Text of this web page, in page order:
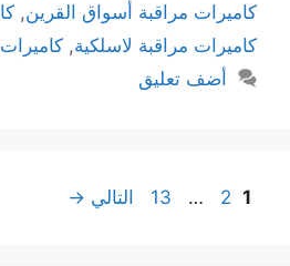
كاميرات مراقبة أسواق القرين,
كاميرات مراقبة لاسلكية,
أضف تعليق
1
2
…
13 التالي →